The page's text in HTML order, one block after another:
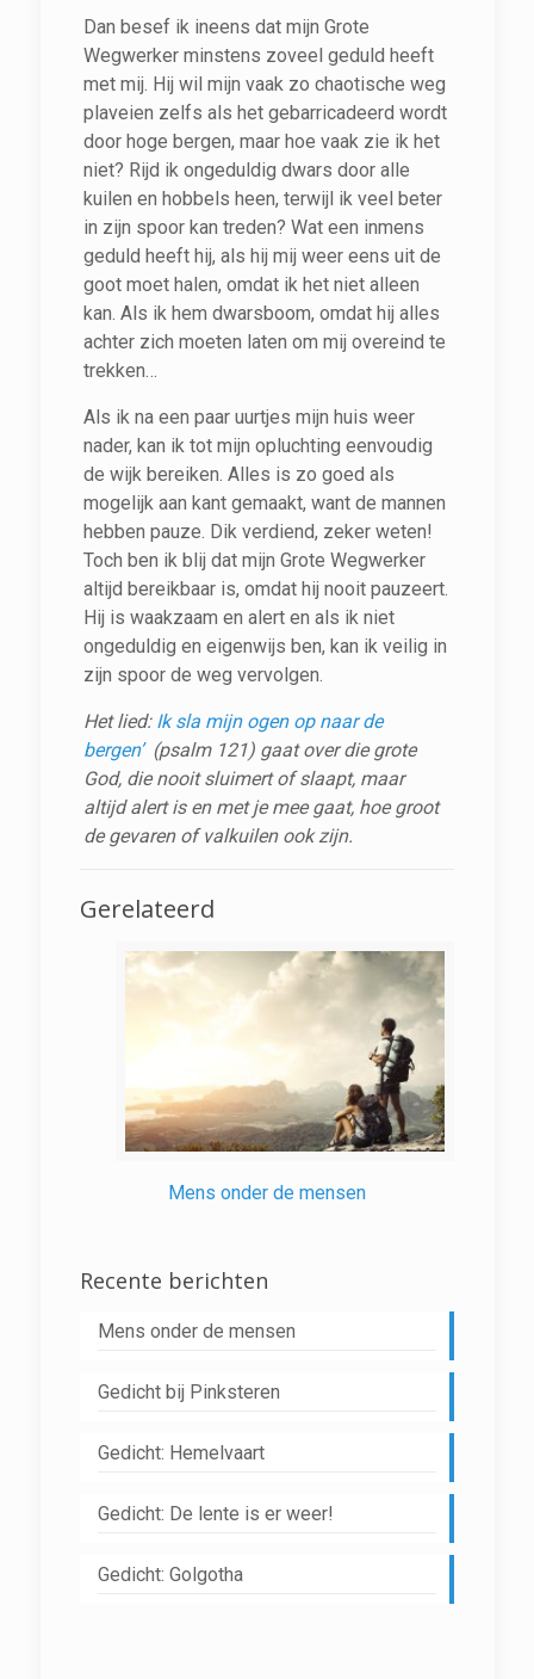
Dan besef ik ineens dat mijn Grote
Wegwerker minstens zoveel geduld heeft
met mij. Hij wil mijn vaak zo chaotische weg
plaveien zelfs als het gebarricadeerd wordt
door hoge bergen, maar hoe vaak zie ik het
niet? Rijd ik ongeduldig dwars door alle
kuilen en hobbels heen, terwijl ik veel beter
in zijn spoor kan treden? Wat een inmens
geduld heeft hij, als hij mij weer eens uit de
goot moet halen, omdat ik het niet alleen
kan. Als ik hem dwarsboom, omdat hij alles
achter zich moeten laten om mij overeind te
trekken…
Als ik na een paar uurtjes mijn huis weer
nader, kan ik tot mijn opluchting eenvoudig
de wijk bereiken. Alles is zo goed als
mogelijk aan kant gemaakt, want de mannen
hebben pauze. Dik verdiend, zeker weten!
Toch ben ik blij dat mijn Grote Wegwerker
altijd bereikbaar is, omdat hij nooit pauzeert.
Hij is waakzaam en alert en als ik niet
ongeduldig en eigenwijs ben, kan ik veilig in
zijn spoor de weg vervolgen.
Het lied: Ik sla mijn ogen op naar de
bergen’(psalm 121) gaat over die grote
God, die nooit sluimert of slaapt, maar
altijd alert is en met je mee gaat, hoe groot
de gevaren of valkuilen ook zijn.
Gerelateerd
Mens onder de mensen
Recente berichten
Mens onder de mensen
Gedicht bij Pinksteren
Gedicht: Hemelvaart
Gedicht: De lente is er weer!
Gedicht: Golgotha